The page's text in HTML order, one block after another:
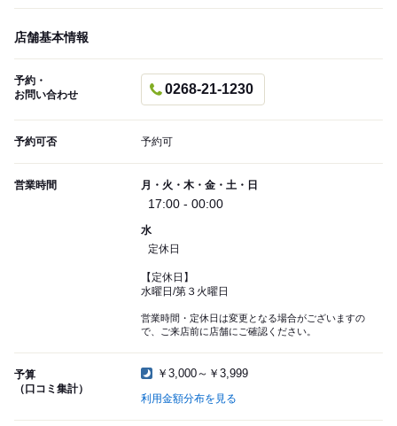
店舗基本情報
予約・
お問い合わせ
0268-21-1230
予約可否 予約可
営業時間 月・火・木・金・土・日
17:00 - 00:00
水
定休日
【定休日】
水曜日/第３火曜日
営業時間・定休日は変更となる場合がございますの
で、ご来店前に店舗にご確認ください。
予算
（口コミ集計）
￥3,000～￥3,999
利用金額分布を見る